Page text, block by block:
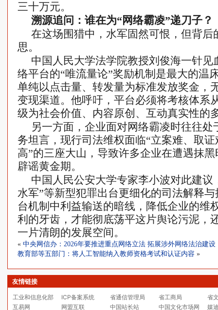
三十万元。
溯源追问：谁在为“网络霸凌”递刀子？
在这场围猎中，水军固然可恨，但背后
思。
中国人民大学法学院教授刘俊海一针见
络平台的“唯流量论”奖励机制是最大的温
单纯以点击量、转发量为标准发放奖金，
变现渠道。他呼吁，平台必须将考核体系
级为社会价值、内容原创、互动真实性的
另一方面，企业面对网络霸凌时往往处
务坦言，现行司法维权面临“立案难、取
高”的三座大山，导致许多企业在遭遇抹
辟谣黄金期。
中国人民公安大学专家李小波对此建
水军”等新型犯罪出台更细化的司法解释
台机制中利益输送的暗线，降低企业的维
利的牙齿，才能彻底荡平这片舆论污泥，
一片清朗的发展空间。
« 中央网信办：2026年要推进重点网络立法 拓展涉外网络法治建设
教育部等五部门：将人工智能纳入教师资格考试和认证内容 »
友情链接
工业和信息化部 ICP备案系统 省通信管理局 省工商局
省
互易网
网盟互联 中国站长站 中国文化市场网 媒